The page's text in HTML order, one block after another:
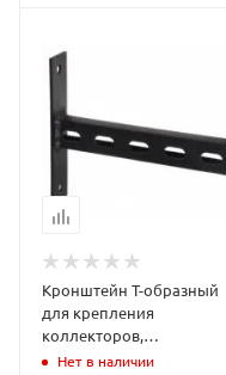
Кронштейн Т-образный
для крепления
коллекторов,
вертикальный (1 шт.)
Нет в наличии